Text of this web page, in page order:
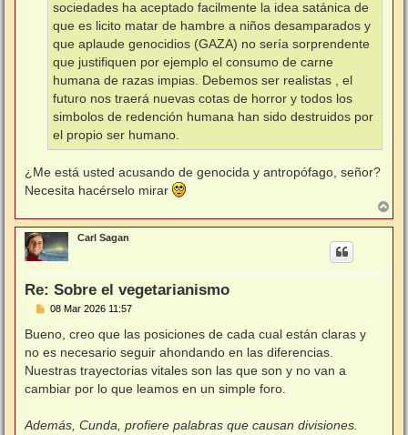
sociedades ha aceptado facilmente la idea satánica de
que es licito matar de hambre a niños desamparados y
que aplaude genocidios (GAZA) no sería sorprendente
que justifiquen por ejemplo el consumo de carne
humana de razas impias. Debemos ser realistas , el
futuro nos traerá nuevas cotas de horror y todos los
simbolos de redención humana han sido destruidos por
el propio ser humano.
¿Me está usted acusando de genocida y antropófago, señor?
Necesita hacérselo mirar
r
r
Carl Sagan
Re: Sobre el vegetarianismo
M
n
a
j
e
08 Mar 2026 11:57
Bueno, creo que las posiciones de cada cual están claras y
no es necesario seguir ahondando en las diferencias.
Nuestras trayectorias vitales son las que son y no van a
cambiar por lo que leamos en un simple foro.
Además, Cunda, profiere palabras que causan divisiones.